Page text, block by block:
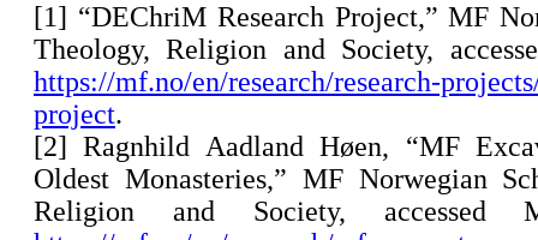
[1] “DEChriM Research Project,” MF
Theology, Religion and Society,
https://mf.no/en/research/research-
project.
[2] Ragnhild Aadland Høen, “MF
Oldest Monasteries,” MF Norwegian
Religion and Society, accessed